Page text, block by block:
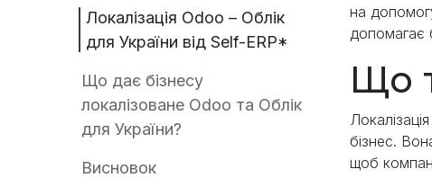
Локалізація Odoo – Облік
для України від Self-ERP*
Що дає бізнесу
локалізоване Odoo та Облік
для України?
Висновок
на
допомагає
Що
бізнес.
щоб